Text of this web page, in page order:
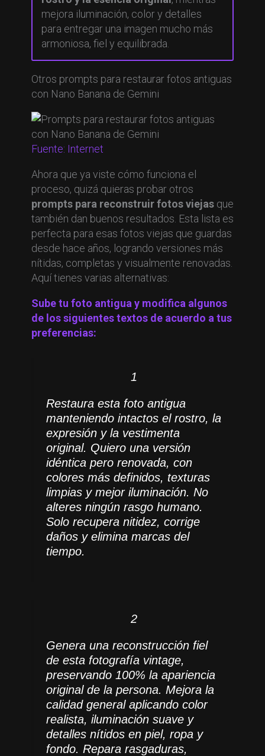
mejora iluminación, color y detalles
para entregar una imagen mucho más
armoniosa, fiel y equilibrada.
Otros prompts para restaurar fotos antiguas
con Nano Banana de Gemini
Fuente: Internet
Ahora que ya viste cómo funciona el
proceso, quizá quieras probar otros
prompts para reconstruir fotos viejasque
también dan buenos resultados. Esta lista es
perfecta para esas fotos viejas que guardas
desde hace años, logrando versiones más
nítidas, completas y visualmente renovadas.
Aquí tienes varias alternativas:
Sube tu foto antigua y modifica algunos
de los siguientes textos de acuerdo a tus
preferencias:
1
Restaura esta foto antigua
manteniendo intactos el rostro, la
expresión y la vestimenta
original. Quiero una versión
idéntica pero renovada, con
colores más definidos, texturas
limpias y mejor iluminación. No
alteres ningún rasgo humano.
Solo recupera nitidez, corrige
daños y elimina marcas del
tiempo.
2
Genera una reconstrucción fiel
de esta fotografía vintage,
preservando 100% la apariencia
original de la persona. Mejora la
calidad general aplicando color
realista, iluminación suave y
detalles nítidos en piel, ropa y
fondo. Repara rasgaduras,